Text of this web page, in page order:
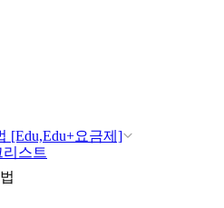
[Edu,Edu+요금제]
스트